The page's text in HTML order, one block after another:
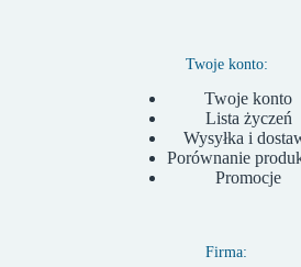
Twoje konto:
Twoje konto
Lista życzeń
Wysyłka i
Porównanie
Promocje
Firma: